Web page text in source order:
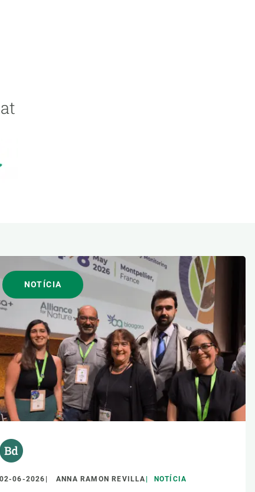
NOTÍCIA
02-06-2026 ANNA RAMON REVILLA NOTÍCIA